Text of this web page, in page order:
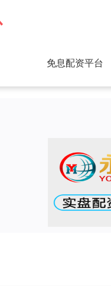
免息配资平台